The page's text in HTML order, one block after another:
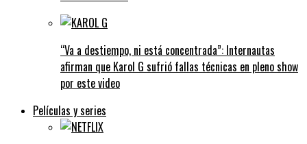
“Va a destiempo, ni está concentrada”: Internautas
afirman que Karol G sufrió fallas técnicas en pleno show
por este video
Películas y series